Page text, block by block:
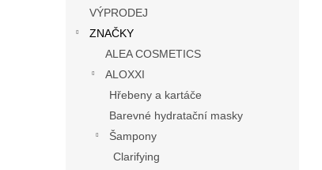
VÝPRODEJ
ZNAČKY
ALEA COSMETICS
ALOXXI
Hřebeny a kartáče
Barevné hydratační masky
Šampony
Clarifying